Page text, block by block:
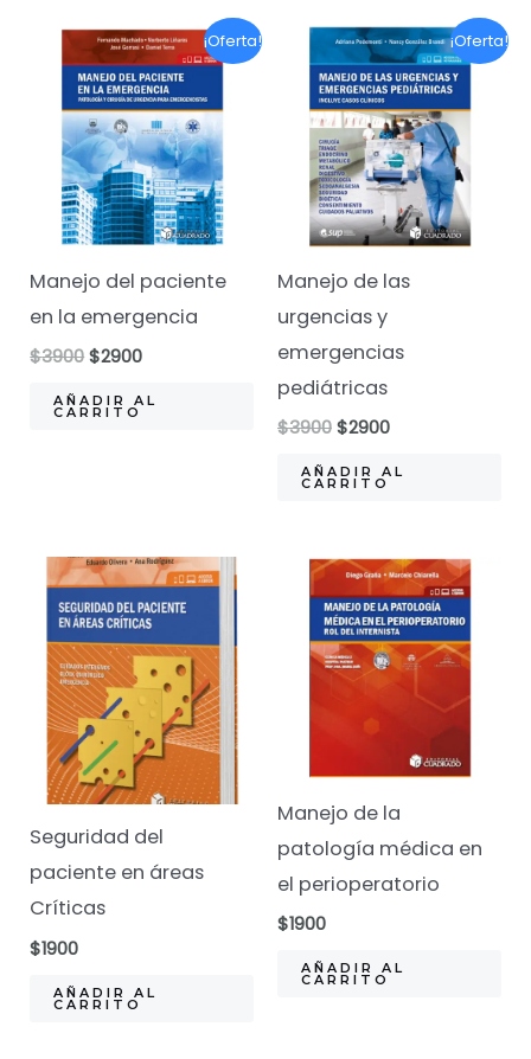
¡Oferta!
Manejo del paciente
en la emergencia
$3900El
original
era:
$2900El
actual
AÑADIR AL
CARRITO
¡Oferta!
Manejo de las
urgencias y
emergencias
pediátricas
$3900El
original
era:
$2900El
actual
AÑADIR AL
CARRITO
Seguridad del
paciente en áreas
Críticas
$1900
AÑADIR AL
CARRITO
Manejo de la
patología médica en
el perioperatorio
$1900
AÑADIR AL
CARRITO